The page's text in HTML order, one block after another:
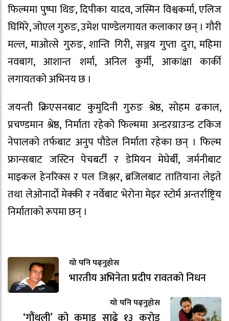
फिल्ममा पुष्पा थिङ, दिपीका यादव, जस्मिन विश्वकर्मा, एलिज
घिमिरे, जोएल गुरुङ, उमेश पाण्डेलगायत कलाकार छन् । गौरी
मल्ल, माओत्से गुरुङ, शान्ति गिरी, सञ्जय गुप्ता दुरा, महिमा
नवबाग, आशान्त शर्मा, अनिल कुर्मी, आकांक्षा कार्की
लगायतको अभिनय छ ।
जयन्ती क्रिएसनबाट कुमुदिनी गुरुङ श्रेष्ठ, सोहम ढकाल,
प्रचण्डमान श्रेष्ठ, निर्माता रहेको फिल्ममा अन्डरग्राउन्ड टकिज
नेपालको तर्फबाट अनुप पौडेल निर्माता रहेका छन् । फिल्म
फ्रान्सबाट जस्टिन पेचबर्टी र डेमियन मेघेर्बी, जर्मनीबाट
माइकल हेनरिक्स र पल जिश्लर, ब्रजिलबाट तातियाना लेइते
तथा लेओनार्दो मेक्की र नर्वेबाट भेरोना मेइर स्टोर्म अन्तर्राष्ट्रिय
निर्माताको रूपमा छन् ।
यो पनि पढ्नुहोस
भारतीय अभिनेता प्रदीप रावतको निधन
यो पनि पढ्नुहोस